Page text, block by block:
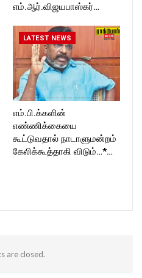
எம்.ஆர்.விஜயபாஸ்கர்…
LATEST NEWS
எம்.பி.க்களின்
எண்ணிக்கையை
கூட்டுவதால் நாடாளுமன்றம்
கேலிக்கூத்தாகி விடும்…*…
are closed.